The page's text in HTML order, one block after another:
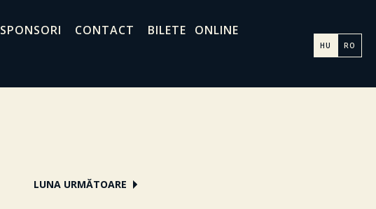
SPONSORI CONTACT
BILETE ONLINE
HU RO
LUNA URMĂTOARE